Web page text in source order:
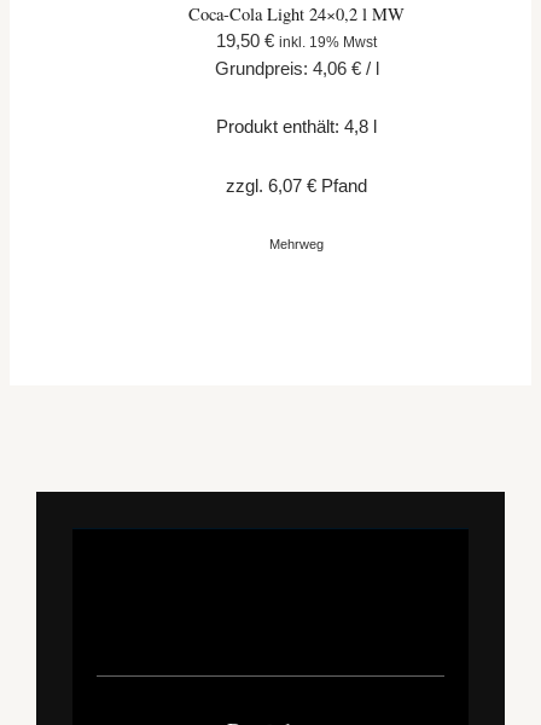
Coca-Cola Light 24×0,2 l MW
19,50€ inkl. 19% Mwst
Grundpreis: 4,06 €/
Produkt enthält: 4,8
zzgl.6,07€ Pfand
Mehrweg